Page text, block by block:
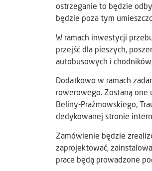
ostrzeganie to będzie
będzie poza tym
W ramach inwestycji
przejść dla pieszych,
autobusowych i
Dodatkowo w ramach
rowerowego. Zostaną one
Beliny-Prażmowskiego,
dedykowanej stronie
Zamówienie będzie
zaprojektować,
prace będą prowadzone